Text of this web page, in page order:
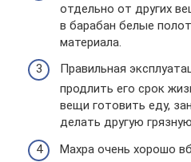
отдельно от других
в барабан белые
материала.
Правильная
продлить его срок
вещи готовить еду,
делать другую
Махра очень хорошо